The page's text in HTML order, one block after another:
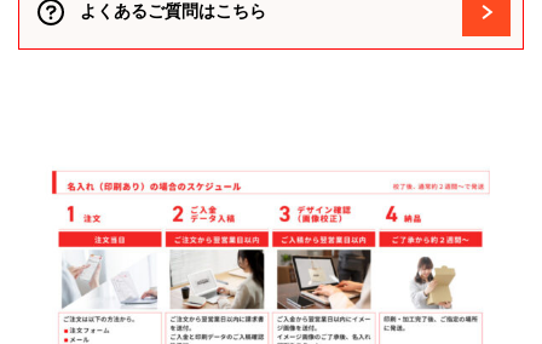
よくあるご質問はこちら